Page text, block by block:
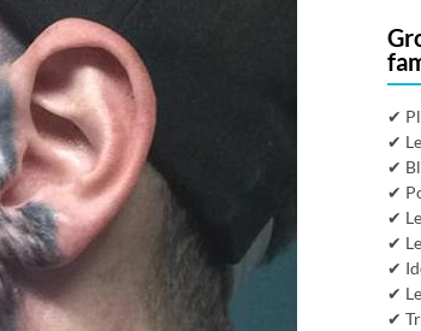
✔
✔
✔
✔
✔
✔ Le
✔
✔
✔